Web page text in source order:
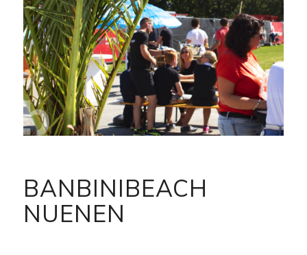
BANBINIBEACH
NUENEN